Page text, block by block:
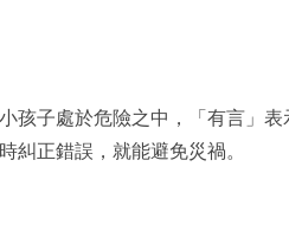
子處於危險之中，「有言」
糾正錯誤，就能避免災禍。